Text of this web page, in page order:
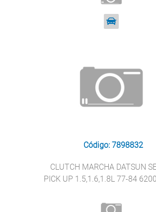
Código: 7898832
CLUTCH MARCHA DATSUN
PICK UP 1.5,1.6,1.8L 77-84